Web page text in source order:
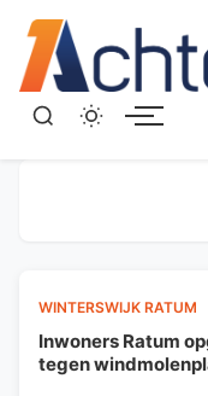
WINTERSWIJK RATUM
Inwoners Ratum
tegen